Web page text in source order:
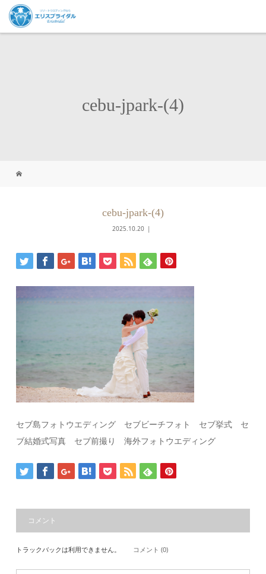
cebu-jpark-(4)
cebu-jpark-(4)
2025.10.20
セブ島フォトウエディング セブビーチフォト セブ挙式 セ
ブ結婚式写真 セブ前撮り 海外フォトウエディング
コメント
トラックバックは利用できません。 コメント (0)